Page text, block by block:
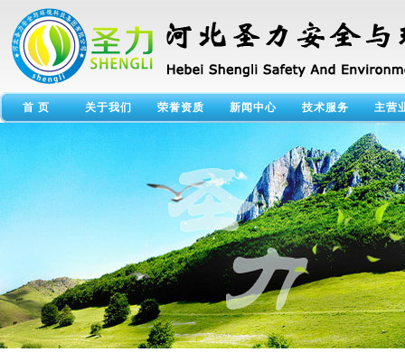
首 页 关于我们 荣誉资质 新闻中心 技术服务 主营